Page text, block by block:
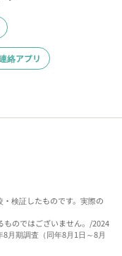
絡アプリ
検証したものです。実際の
ものではございません。/2024
月期調査（同年8月1日～8月